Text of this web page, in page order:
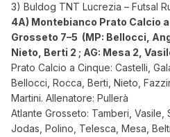
3) Buldog TNT Lucrezia – Futsal
4A) Montebianco Prato Calcio
Grosseto 7–5 (MP: Bellocci,
Nieto, Berti 2 ; AG: Mesa 2,
Prato Calcio a Cinque: Castelli,
Bellocci, Rocca, Berti, Nieto,
Martini. Allenatore: Pullerà
Atlante Grosseto: Tamberi, Vasile,
Jodas, Polino, Telesca, Mesa,